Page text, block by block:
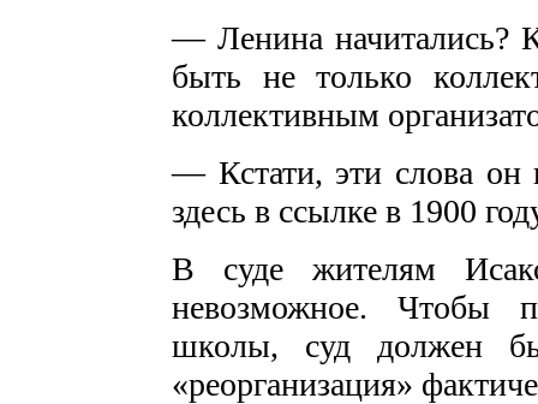
— Ленина начитались?
быть не только
коллективным
— Кстати, эти слова он
здесь в ссылке в 1900
В суде жителям
невозможное. Чтобы
школы, суд должен
«реорганизация»